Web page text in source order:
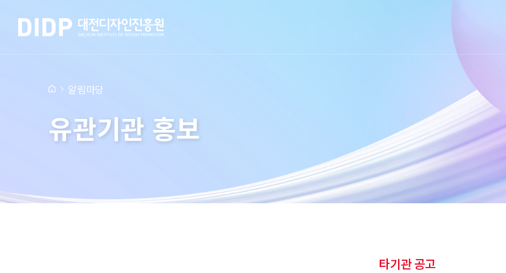
알림마당
유관기관 홍보
타기관 공고